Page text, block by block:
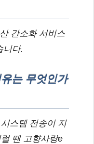
간소화 서비스
니다.
는 무엇인가
스템 전송이 지
땐 고향사랑e